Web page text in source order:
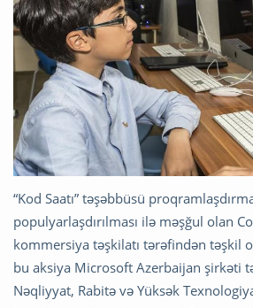
“Kod Saatı” təşəbbüsü
populyarlaşdırılması ilə məşğul olan
kommersiya təşkilatı tərəfindən təşkil
bu aksiya Microsoft Azerbaijan şirkəti
Nəqliyyat, Rabitə və Yüksək